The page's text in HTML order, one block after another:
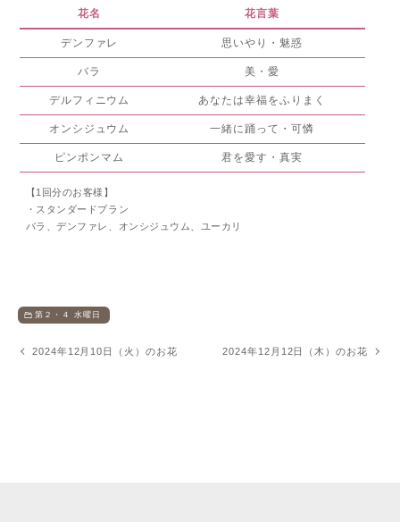
花名 花言葉
デンファレ 思いやり・魅惑
バラ 美・愛
デルフィニウム あなたは幸福をふりまく
オンシジュウム 一緒に踊って・可憐
ピンポンマム 君を愛す・真実
【1回分のお客様】
・スタンダードプラン
バラ、デンファレ、オンシジュウム、ユーカリ
第２・４ 水曜日
2024年12月10日（火）のお花 2024年12月12日（木）のお花